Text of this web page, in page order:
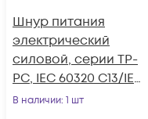
Шнур питания
электрический
силовой, серии TP-
PC, IEC 60320 С13/IEC
60320 С14 прямой,
В наличии: 1 шт